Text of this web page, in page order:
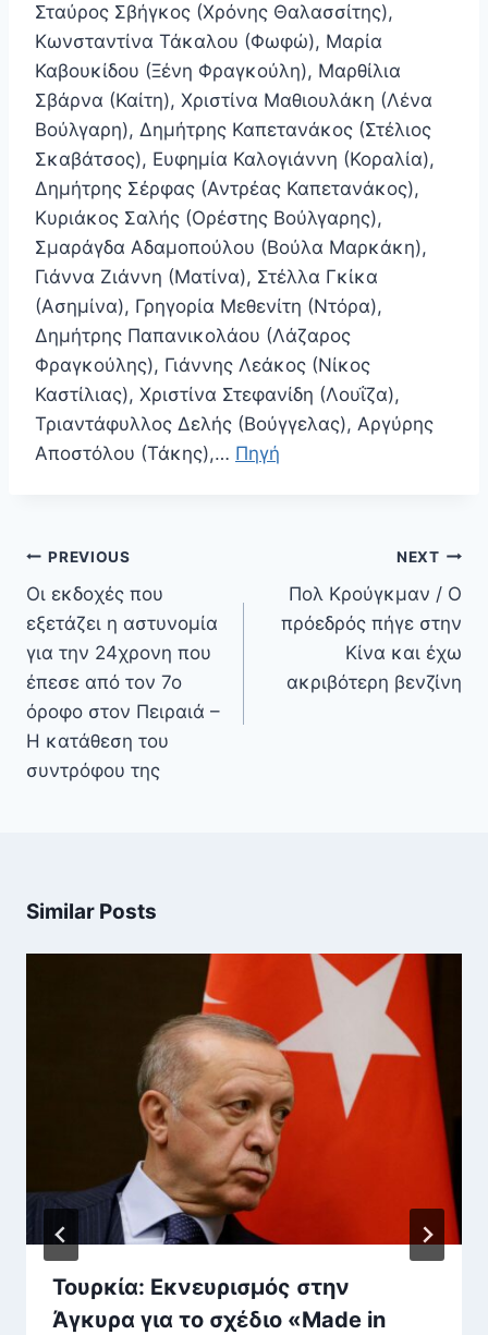
Σταύρος Σβήγκος (Χρόνης Θαλασσίτης),
Κωνσταντίνα Τάκαλου (Φωφώ), Μαρία
Καβουκίδου (Ξένη Φραγκούλη), Μαρθίλια
Σβάρνα (Καίτη), Χριστίνα Μαθιουλάκη (Λένα
Βούλγαρη), Δημήτρης Καπετανάκος (Στέλιος
Σκαβάτσος), Ευφημία Καλογιάννη (Κοραλία),
Δημήτρης Σέρφας (Αντρέας Καπετανάκος),
Κυριάκος Σαλής (Ορέστης Βούλγαρης),
Σμαράγδα Αδαμοπούλου (Βούλα Μαρκάκη),
Γιάννα Ζιάννη (Ματίνα), Στέλλα Γκίκα
(Ασημίνα), Γρηγορία Μεθενίτη (Ντόρα),
Δημήτρης Παπανικολάου (Λάζαρος
Φραγκούλης), Γιάννης Λεάκος (Νίκος
Καστίλιας), Χριστίνα Στεφανίδη (Λουΐζα),
Τριαντάφυλλος Δελής (Βούγγελας), Αργύρης
Αποστόλου (Τάκης),… Πηγή
Πλοήγηση
άρθρων
PREVIOUS
Οι εκδοχές που
εξετάζει η αστυνομία
για την 24χρονη που
έπεσε από τον 7ο
όροφο στον Πειραιά –
Η κατάθεση του
συντρόφου της
NEXT
Πολ Κρούγκμαν / Ο
πρόεδρός πήγε στην
Κίνα και έχω
ακριβότερη βενζίνη
Similar Posts
Τουρκία: Εκνευρισμός στην
Άγκυρα για το σχέδιο «Made in